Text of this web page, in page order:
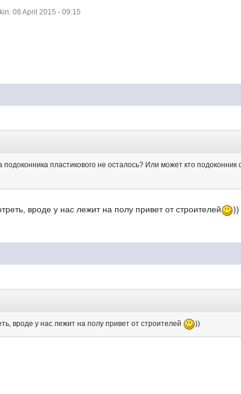
08 April 2015 - 09:15
подоконника пластикового не осталось? Или может кто
вроде у нас лежит на полу привет от строителей ))
вроде у нас лежит на полу привет от строителей ))